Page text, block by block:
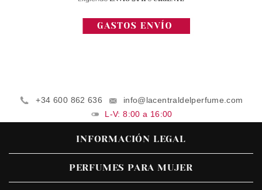
+34 600 862 636
info@lacentraldelperfume.com
L-V: 8:00 a 16:00
INFORMACIÓN LEGAL
PERFUMES PARA MUJER